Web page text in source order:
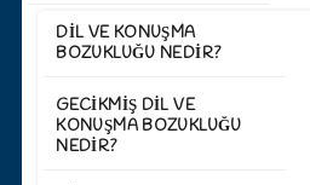
DIL VE KONUŞMA
BOZUKLUĞU NEDIR?
GECIKMIŞ DIL VE
KONUŞMA BOZUKLUĞU
NEDIR?